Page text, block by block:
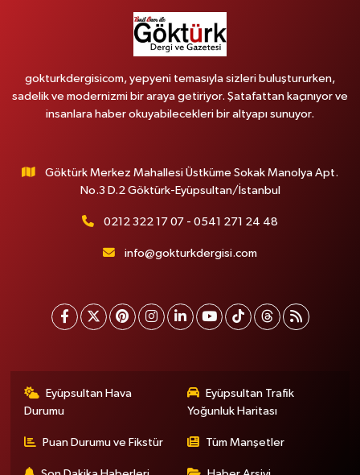
gokturkdergisicom, yepyeni temasıyla sizleri buluştururken,
sadelik ve modernizmi bir araya getiriyor. Şatafattan kaçınıyor ve
insanlara haber okuyabilecekleri bir altyapı sunuyor.
Göktürk Merkez Mahallesi Üstküme Sokak Manolya Apt.
No.3 D.2 Göktürk-Eyüpsultan/İstanbul
0212 322 17 07 - 0541 271 24 48
info@gokturkdergisi.com
Eyüpsultan Hava
Durumu
Eyüpsultan Trafik
Yoğunluk Haritası
Puan Durumu ve Fikstür Tüm Manşetler